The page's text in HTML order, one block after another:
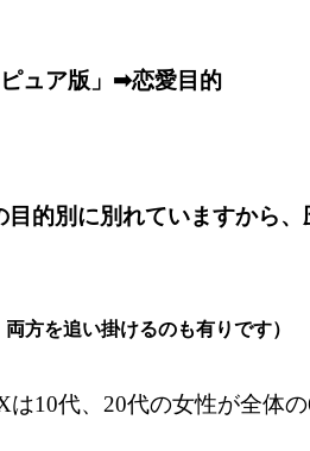
ピュア版」➡恋愛目的
目的別に別れていますから
両方を追い掛けるのも有りです）
は10代、20代の女性が全体